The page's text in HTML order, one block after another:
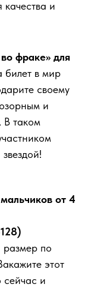
и
фраке» для
билет в мир
своему
и
В таком
от 4
по
этот
сейчас и